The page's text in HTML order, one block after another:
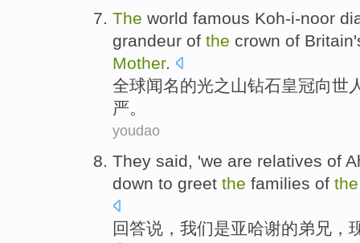
The world famous Koh-i-noor
grandeur of the crown of
Mother.
全球闻名的光之山钻石皇冠向世
严。
youdao
They said , 'we are relatives of
down to greet the families of the
回答说， 我们是亚哈谢的弟兄，